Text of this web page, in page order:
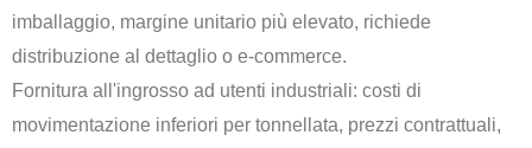
imballaggio, margine unitario più elevato, richiede
distribuzione al dettaglio o e-commerce.
Fornitura all'ingrosso ad utenti industriali: costi di
movimentazione inferiori per tonnellata, prezzi contrattuali,